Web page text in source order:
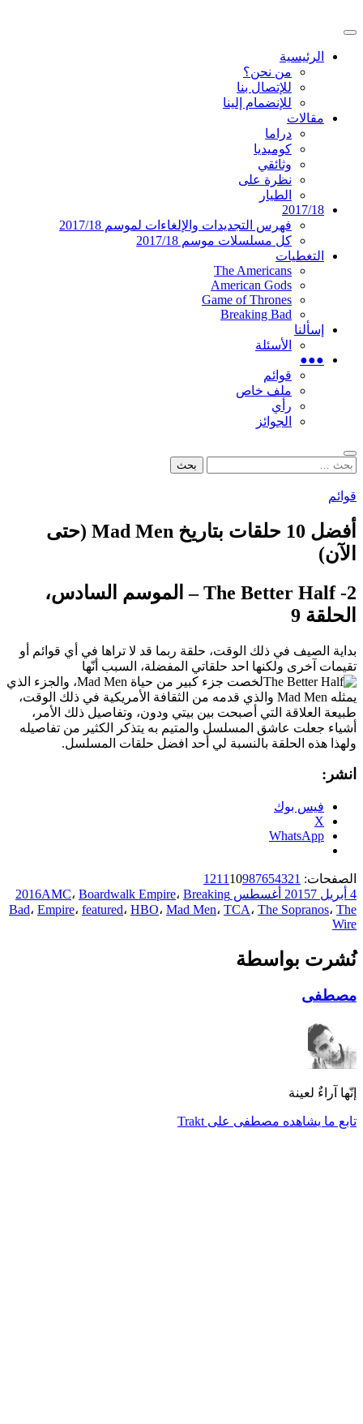
إلى
دليل التلفزيون العربي
موقع عربي متخصص في أخبار ومقالات حول
المسلسلات الأجنبية
القائمة
الرئيسيةالرئيسية
من نحن؟
للإتصال بنا
للإنضمام إلينا
مقالات
دراما
كوميديا
وثائقي
نظرة على
الطيار
2017/18
فهرس التجديدات والإلغاءات لموسم 2017/18
كل مسلسلات موسم 2017/18
التغطيات
The Americans
American Gods
Game of Thrones
Breaking Bad
إسألنا
الأسئلة
●●●
قوائم
ملف خاص
رأي
الجوائز
بحث
البحث
قوائم
أفضل 10 حلقات بتاريخ Mad Men (حتى
الآن)
2- The Better Half – الموسم السادس،
الحلقة 9
بداية الصيف في ذلك الوقت، حلقة ربما قد لا تراها في أي قوائم أو
تقيمات آخرى ولكنها احد حلقاتي المفضلة، السبب أنّها
لخصت جزء كبير من حياة Mad Men، والجزء الذي
يمثله Mad Men والذي قدمه من الثقافة الأمريكية في ذلك الوقت،
طبيعة العلاقة التي أصبحت بين بيتي ودون، وتفاصيل ذلك الأمر،
أشياء جعلت عاشق المسلسل والمتيم به يتذكر الكثير من تفاصيله
ولهذا هذه الحلقة بالنسبة لي أحد افضل حلقات المسلسل.
انشر:
فيس بوك
X
WhatsApp
الصفحات: صفحة1
,صفحة
2
,صفحة
3
,صفحة
4
,صفحة
5
,صفحة
6
,صفحة
7
,صفحة
8
,صفحة
9
,صفحة
10 صفحة
11
,صفحة
12
4 أبريل 2015
7 أغسطس 2016 AMC، Boardwalk Empire، Breaking
Bad، Empire، featured، HBO، Mad Men، TCA، The Sopranos، The
Wire
نُشرت بواسطة
مصطفى
إنّها آراءٌ لعينة
تابع ما يشاهده مصطفى على Trakt